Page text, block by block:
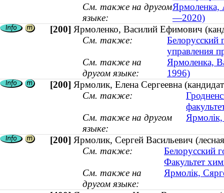
См. также на другом
языке:
Ярмоленка,
—2020)
[200] Ярмоленко, Василий Ефимович
См. также:
Белорусский
управления
См. также на
другом языке:
Ярмоленка,
1996)
[200] Ярмолик, Елена Сергеевна
См. также:
См. также на другом
языке:
[200] Ярмолик, Сергей Васильевич
См. также:
Белорусский
Факультет
См. также на
другом языке:
Ярмолік,